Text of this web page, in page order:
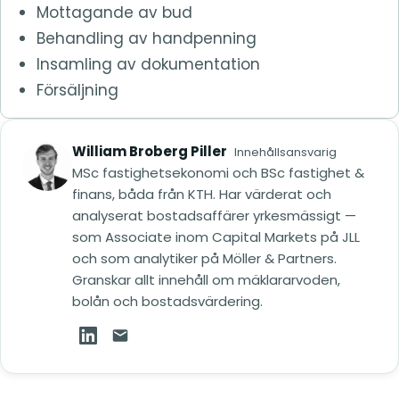
Mottagande av bud
Behandling av handpenning
Insamling av dokumentation
Försäljning
William Broberg Piller Innehållsansvarig
MSc fastighetsekonomi och BSc fastighet &
finans, båda från KTH. Har värderat och
analyserat bostadsaffärer yrkesmässigt —
som Associate inom Capital Markets på JLL
och som analytiker på Möller & Partners.
Granskar allt innehåll om mäklararvoden,
bolån och bostadsvärdering.
William Broberg Piller på LinkedIn (öppnas i
Mejla William Broberg Piller